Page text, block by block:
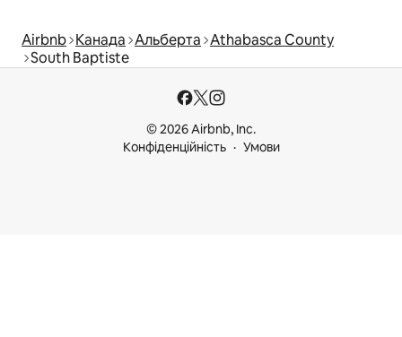
Airbnb Канада Альберта Athabasca County
South Baptiste
© 2026 Airbnb, Inc.
Конфіденційність
Умови